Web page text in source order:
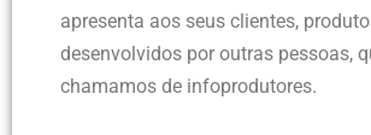
apresenta aos seus clientes,
desenvolvidos por outras pessoas,
chamamos de infoprodutores.